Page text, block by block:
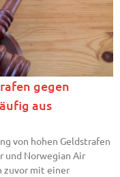
gegen
aus
von hohen Geldstrafen
und Norwegian Air
zuvor mit einer